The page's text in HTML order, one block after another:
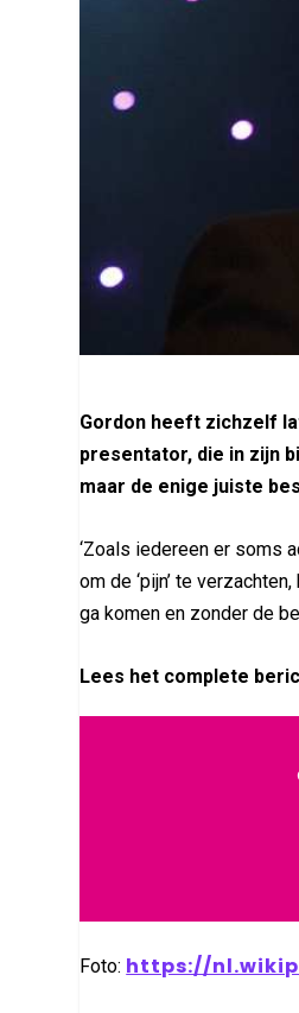
Gordon heeft zichzelf
presentator, die in zijn
maar de enige juiste
‘Zoals iedereen er soms
om de ‘pijn’ te
ga komen en zonder de
Lees het complete
Foto: https://